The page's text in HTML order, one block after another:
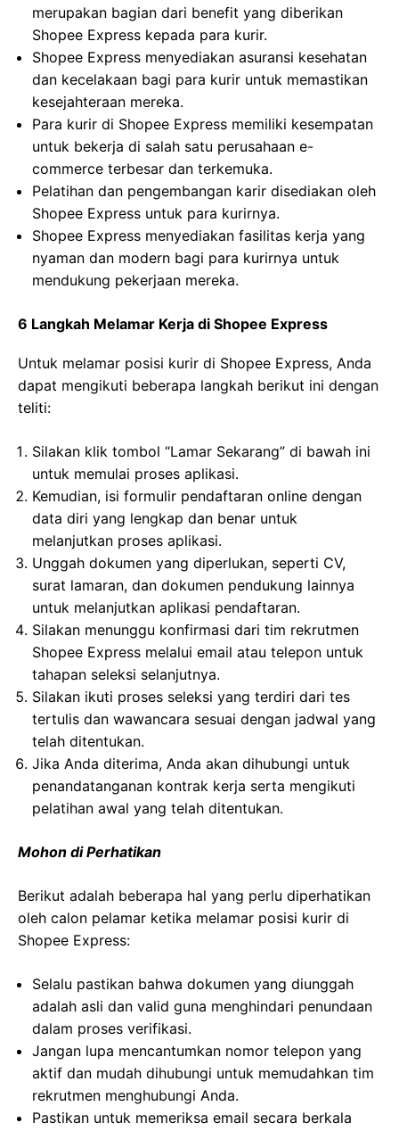
merupakan bagian dari benefit yang diberikan
Shopee Express kepada para kurir.
Shopee Express menyediakan asuransi kesehatan
dan kecelakaan bagi para kurir untuk memastikan
kesejahteraan mereka.
Para kurir di Shopee Express memiliki kesempatan
untuk bekerja di salah satu perusahaan e-
commerce terbesar dan terkemuka.
Pelatihan dan pengembangan karir disediakan oleh
Shopee Express untuk para kurirnya.
Shopee Express menyediakan fasilitas kerja yang
nyaman dan modern bagi para kurirnya untuk
mendukung pekerjaan mereka.
6 Langkah Melamar Kerja di Shopee Express
Untuk melamar posisi kurir di Shopee Express, Anda
dapat mengikuti beberapa langkah berikut ini dengan
teliti:
Silakan klik tombol “Lamar Sekarang” di bawah ini
untuk memulai proses aplikasi.
Kemudian, isi formulir pendaftaran online dengan
data diri yang lengkap dan benar untuk
melanjutkan proses aplikasi.
Unggah dokumen yang diperlukan, seperti CV,
surat lamaran, dan dokumen pendukung lainnya
untuk melanjutkan aplikasi pendaftaran.
Silakan menunggu konfirmasi dari tim rekrutmen
Shopee Express melalui email atau telepon untuk
tahapan seleksi selanjutnya.
Silakan ikuti proses seleksi yang terdiri dari tes
tertulis dan wawancara sesuai dengan jadwal yang
telah ditentukan.
Jika Anda diterima, Anda akan dihubungi untuk
penandatanganan kontrak kerja serta mengikuti
pelatihan awal yang telah ditentukan.
Mohon di Perhatikan
Berikut adalah beberapa hal yang perlu diperhatikan
oleh calon pelamar ketika melamar posisi kurir di
Shopee Express:
Selalu pastikan bahwa dokumen yang diunggah
adalah asli dan valid guna menghindari penundaan
dalam proses verifikasi.
Jangan lupa mencantumkan nomor telepon yang
aktif dan mudah dihubungi untuk memudahkan tim
rekrutmen menghubungi Anda.
Pastikan untuk memeriksa email secara berkala